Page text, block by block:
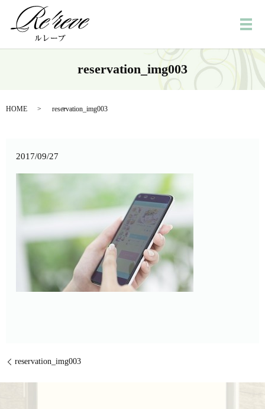
メ
reservation_img003
HOME reservation_img003
2017/09/27
reservation_img003